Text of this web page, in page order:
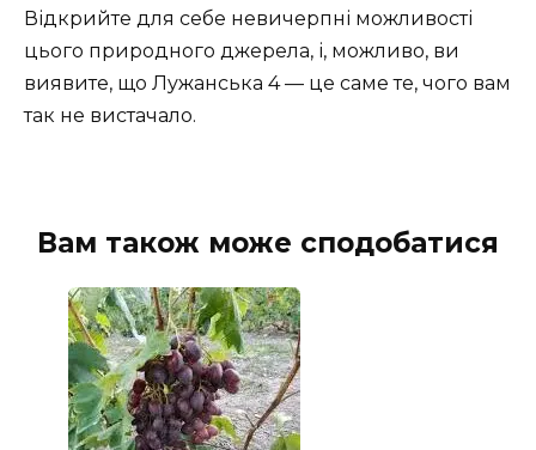
Відкрийте для себе невичерпні можливості
цього природного джерела, і, можливо, ви
виявите, що Лужанська 4 — це саме те, чого вам
так не вистачало.
Вам також може сподобатися